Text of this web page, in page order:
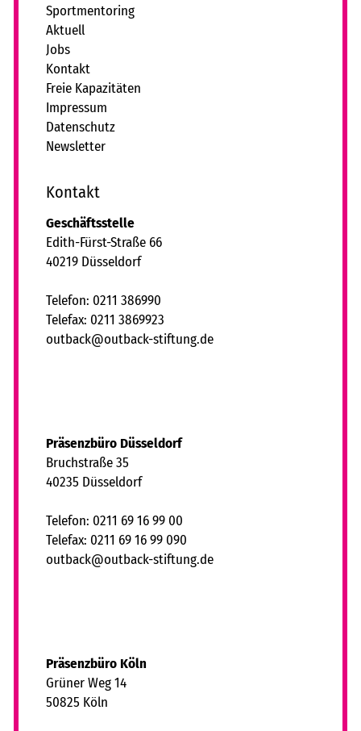
Sportmentoring
Aktuell
Jobs
Kontakt
Freie Kapazitäten
Impressum
Datenschutz
Newsletter
Kontakt
Geschäftsstelle
Edith-Fürst-Straße 66
40219 Düsseldorf
Telefon: 0211 386990
Telefax: 0211 3869923
tb ck tb ck-stft ngd
Präsenzbüro Düsseldorf
Bruchstraße 35
40235 Düsseldorf
Telefon: 0211 69 16 99 00
Telefax: 0211 69 16 99 090
tb ck tb ck-stft ngd
Präsenzbüro Köln
Grüner Weg 14
50825 Köln